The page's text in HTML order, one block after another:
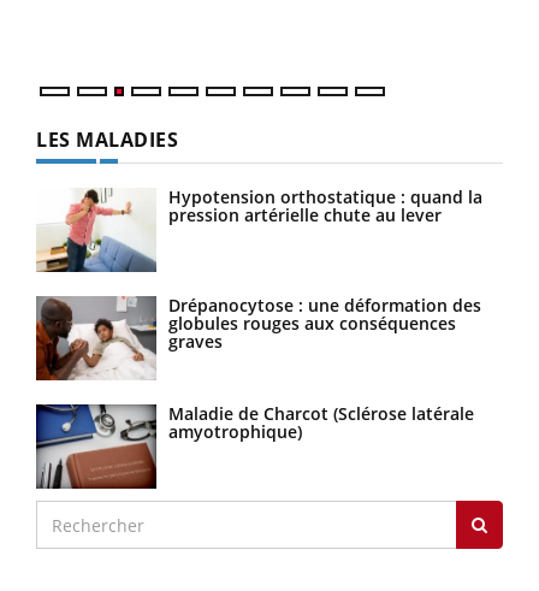
LES MALADIES
Hypotension orthostatique : quand la
pression artérielle chute au lever
Drépanocytose : une déformation des
globules rouges aux conséquences
graves
Maladie de Charcot (Sclérose latérale
amyotrophique)